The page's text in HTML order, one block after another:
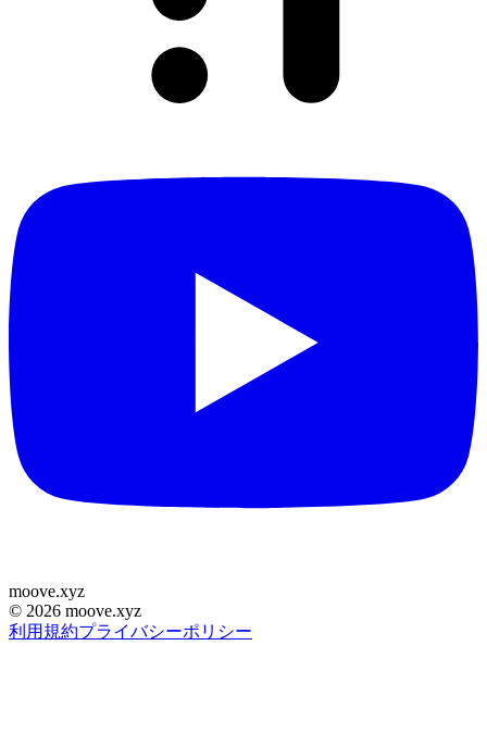
moove.xyz
© 2026 moove.xyz
利用規約プライバシーポリシー